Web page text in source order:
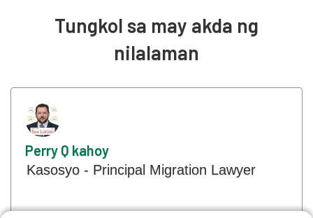
maaaring suportahan ang iyong apela. Ang
paghahanap ng legal na representasyon mula sa
isang abogado ng imigrasyon ay maaaring
pagkakataon ng isang matagumpay na apela o
pagsusuri.
Tungkol sa may akda ng
nilalaman
Perry Q kahoy
Kasosyo - Principal Migration Lawyer